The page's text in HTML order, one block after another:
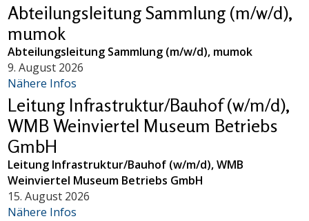
Abteilungsleitung Sammlung (m/w/d),
mumok
Abteilungsleitung Sammlung (m/w/d), mumok
9. August 2026
Nähere Infos
Leitung Infrastruktur/Bauhof (w/m/d),
WMB Weinviertel Museum Betriebs
GmbH
Leitung Infrastruktur/Bauhof (w/m/d), WMB
Weinviertel Museum Betriebs GmbH
15. August 2026
Nähere Infos